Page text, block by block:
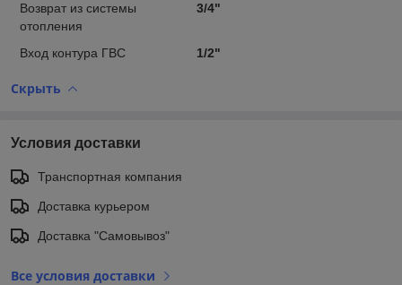
Возврат из системы
отопления
3/4"
Вход контура ГВС 1/2"
Скрыть
Условия доставки
Транспортная компания
Доставка курьером
Доставка "Самовывоз"
Все условия доставки